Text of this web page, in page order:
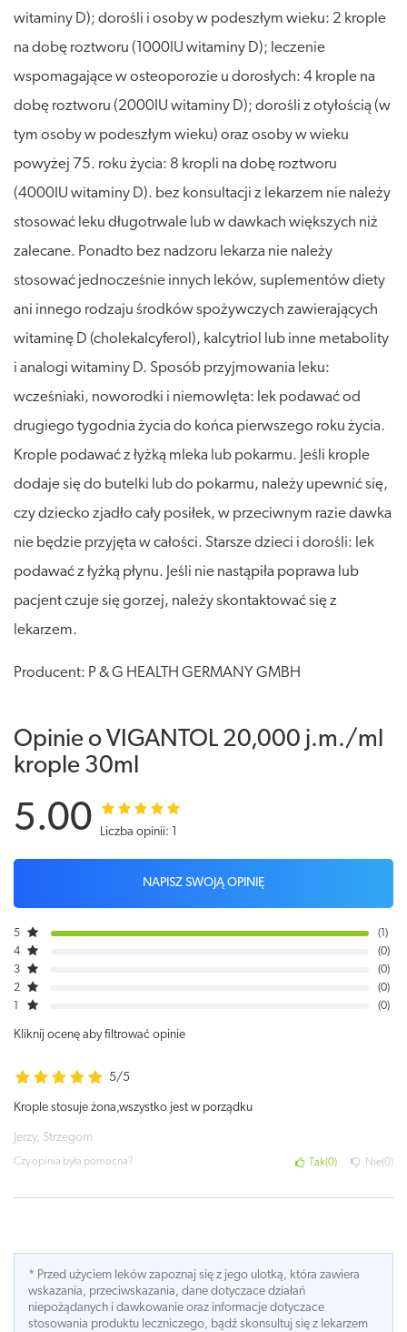
witaminy D); dorośli i osoby w podeszłym wieku: 2 krople
na dobę roztworu (1000IU witaminy D); leczenie
wspomagające w osteoporozie u dorosłych: 4 krople na
dobę roztworu (2000IU witaminy D); dorośli z otyłością (w
tym osoby w podeszłym wieku) oraz osoby w wieku
powyżej 75. roku życia: 8 kropli na dobę roztworu
(4000IU witaminy D). bez konsultacji z lekarzem nie należy
stosować leku długotrwale lub w dawkach większych niż
zalecane. Ponadto bez nadzoru lekarza nie należy
stosować jednocześnie innych leków, suplementów diety
ani innego rodzaju środków spożywczych zawierających
witaminę D (cholekalcyferol), kalcytriol lub inne metabolity
i analogi witaminy D. Sposób przyjmowania leku:
wcześniaki, noworodki i niemowlęta: lek podawać od
drugiego tygodnia życia do końca pierwszego roku życia.
Krople podawać z łyżką mleka lub pokarmu. Jeśli krople
dodaje się do butelki lub do pokarmu, należy upewnić się,
czy dziecko zjadło cały posiłek, w przeciwnym razie dawka
nie będzie przyjęta w całości. Starsze dzieci i dorośli: lek
podawać z łyżką płynu. Jeśli nie nastąpiła poprawa lub
pacjent czuje się gorzej, należy skontaktować się z
lekarzem.
Producent: P & G HEALTH GERMANY GMBH
Opinie o VIGANTOL 20,000 j.m./ml
krople 30ml
5.00 Liczba opinii: 1
NAPISZ SWOJĄ OPINIĘ
5
1
4
0
3
0
2
0
0
Kliknij ocenę aby filtrować opinie
5/5
Krople stosuje żona,wszystko jest w porządku
Jerzy, Strzegom
Czy opinia była pomocna? Tak 0 Nie 0
* Przed użyciem leków zapoznaj się z jego ulotką, która zawiera
wskazania, przeciwskazania, dane dotyczace działań
niepożądanych i dawkowanie oraz informacje dotyczace
stosowania produktu leczniczego, bądź skonsultuj się z lekarzem